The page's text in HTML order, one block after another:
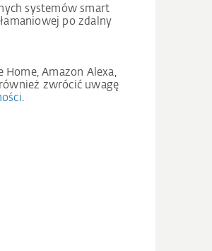
systemów smart
po zdalny
Home, Amazon Alexa,
zwrócić uwagę
.